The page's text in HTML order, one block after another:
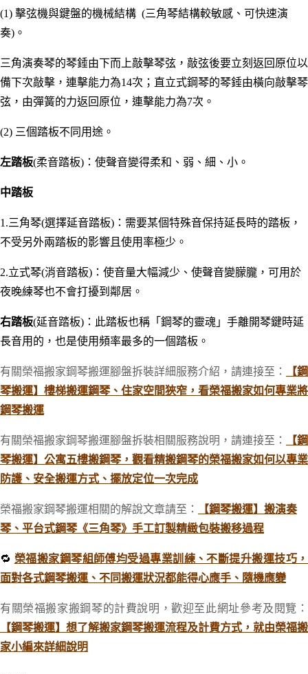
(1) 擊弦機與鍵盤的機械結構 (三角琴結構較敏感、可快速演
奏)。
三角演奏琴的琴錘由下而上敲擊琴弦，敲弦後要立刻返回原位以
備下次敲擊，連擊能力為14次；直立式鋼琴的琴錘由橫向敲擊琴
弦，由彈簧的力返回原位，連擊能力為7次。
(2) 三個踏板不同用途。
左踏板(柔音踏板)：使聲音變得柔和、弱、細、小。
中踏板
1.三角琴(選擇延音踏板)：需要某個特殊音保持延長時的踏板，
不受另外兩踏板的影響且使用率極少。
2.立式琴(消音踏板)：使音量大幅減少、使聲音變朦朧，可用於
夜晚練琴也不會打擾到鄰居。
右踏板(延音踏板)：此踏板也稱「鋼琴的靈魂」手離開琴鍵時延
長音用的，也是使用頻率最多的一個踏板。
有關榮福搬家鋼琴搬運腳盤拆裝詳細服務介紹，請連接至：
【鋼
琴搬運】樓梯搬運鋼琴、住家空間狹窄，看榮福搬家如何專業將
鋼琴搬運
有關榮福搬家鋼琴搬運腳盤拆裝相關服務說明，請連接至：
【鋼
琴搬運】公寓五樓搬鋼琴，觀看精搬鋼琴的榮福搬家如何以專業
防護、安全搬運方式、擺放定位一次完成
榮福搬家鋼琴搬運相關的解說文章請至：
【鋼琴搬運】搬演奏
琴、平台式鋼琴《三角琴》手工訂製精緻包裝搬移過程
🔁 榮福搬家鋼琴組師傅均受過專業訓練、不斷提升搬運技巧，
面對各式鋼琴搬運、不同搬運狀況都能得心應手、隨機應變
有關榮福搬家搬鋼琴的計費說明，歡迎至此網址參考及閱覽：
【鋼琴搬運】想了解搬家鋼琴搬運流程及計費方式，就由榮福搬
家小編來詳細說明